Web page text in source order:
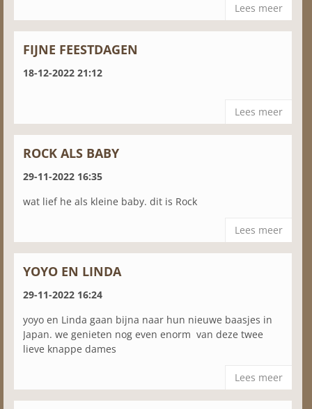
Lees meer
FIJNE FEESTDAGEN
18-12-2022 21:12
Lees meer
ROCK ALS BABY
29-11-2022 16:35
wat lief he als kleine baby. dit is Rock
Lees meer
YOYO EN LINDA
29-11-2022 16:24
yoyo en Linda gaan bijna naar hun nieuwe baasjes in
Japan. we genieten nog even enorm van deze twee
lieve knappe dames
Lees meer